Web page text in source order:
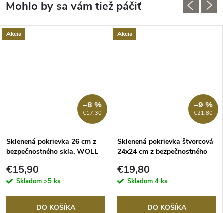
Akcia
€17,30
–8 %
Sklenená pokrievka 26 cm z
bezpečnostného skla, WOLL
€15,90
Skladom >5 ks
DO KOŠÍKA
Akcia
€21,80
–9 %
Sklenená pokrievka štvorcová
24x24 cm z bezpečnostného
€19,80
Skladom 4 ks
DO KOŠÍKA